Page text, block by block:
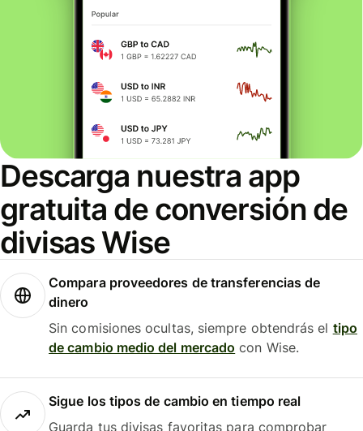
Descarga nuestra app
gratuita de conversión de
divisas Wise
Compara proveedores de transferencias de
dinero
Sin comisiones ocultas, siempre obtendrás el tipo
de cambio medio del mercado con Wise.
Sigue los tipos de cambio en tiempo real
Guarda tus divisas favoritas para comprobar